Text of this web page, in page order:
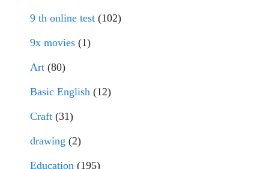
9 th online test (102)
9x movies (1)
Art (80)
Basic English (12)
Craft (31)
drawing (2)
Education (195)